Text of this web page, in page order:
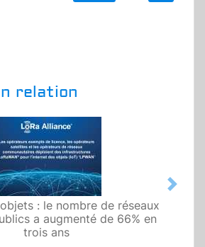
relation
: le nombre de réseaux
a augmenté de 66% en
trois ans
Next